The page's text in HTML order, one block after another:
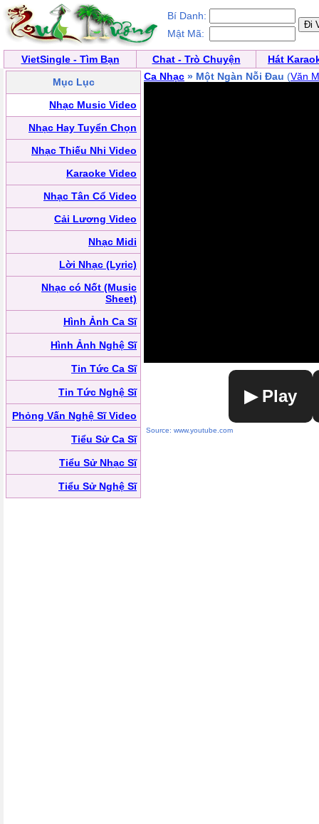
Bí Danh:
Mật Mã:
VietSingle - Tìm Bạn Chat - Trò Chuyện
Hát
Mục Lục
Nhạc Music Video
Nhạc Hay Tuyển Chọn
Nhạc Thiếu Nhi Video
Karaoke Video
Nhạc Tân Cổ Video
Cải Lương Video
Nhạc Midi
Lời Nhạc (Lyric)
Nhạc có Nốt (Music
Sheet)
Hình Ảnh Ca Sĩ
Hình Ảnh Nghệ Sĩ
Tin Tức Ca Sĩ
Tin Tức Nghệ Sĩ
Phỏng Vấn Nghệ Sĩ Video
Tiểu Sử Ca Sĩ
Tiểu Sử Nhạc Sĩ
Tiểu Sử Nghệ Sĩ
Ca Nhạc » Một Ngàn Nỗi Đau (Văn
▶ Play
Source: www.youtube.com